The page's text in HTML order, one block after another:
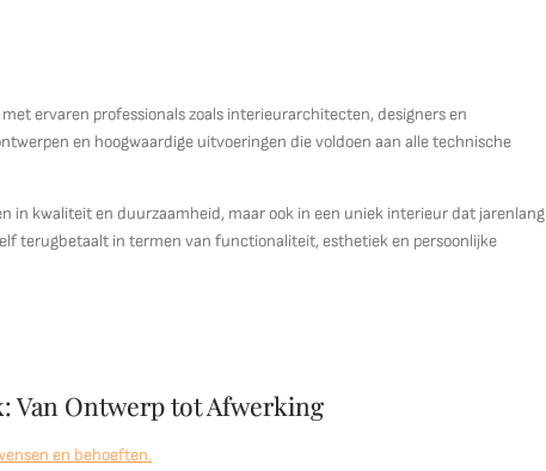
ervaren professionals zoals interieurarchitecten, designers en
en hoogwaardige uitvoeringen die voldoen aan alle technische
in kwaliteit en duurzaamheid, maar ook in een uniek interieur dat jarenlang
terugbetaalt in termen van functionaliteit, esthetiek en persoonlijke
Van Ontwerp tot Afwerking
en behoeften.